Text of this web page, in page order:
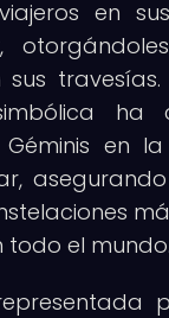
en
travesías.
ha
Géminis en
el mundo.